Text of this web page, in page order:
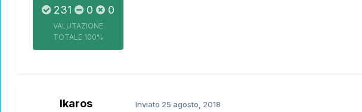
231 0 0
VALUTAZIONE
TOTALE 100%
Ikaros Inviato 25 agosto, 2018